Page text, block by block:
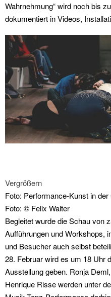
Wahrnehmung“ wird noch bis
dokumentiert in Videos,
Vergrößern
Foto: Performance-Kunst in
Foto: © Felix Walter
Begleitet wurde die Schau von
Aufführungen und Workshops,
und Besucher auch selbst
28. Februar wird es um 18 Uhr
Ausstellung geben. Ronja
Henrique Risse werden unter